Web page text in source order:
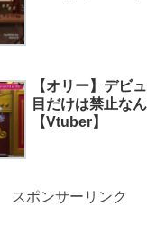
【オリー】デビ
目だけは禁止な
【Vtuber】
スポンサーリンク